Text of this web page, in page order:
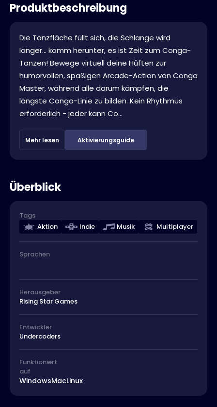
Produktbeschreibung
Die Tanzfläche füllt sich, die Schlange wird
länger... komm herunter, es ist Zeit zum Conga-
Tanzen! Bewege virtuell deine Hüften zur
humorvollen, spaßigen Arcade-Action von Conga
Master, während alle darum kämpfen, die
längste Conga-Linie zu bilden. Kein Rhythmus
erforderlich - jeder kann Co...
Mehr lesen Aktivierungsguide
Überblick
Tags
Aktion
Indie Musik Multiplayer
Sprachen
Herausgeber
Rising Star Games
Entwickler
Undercoders
Funktioniert
auf
WindowsMacLinux